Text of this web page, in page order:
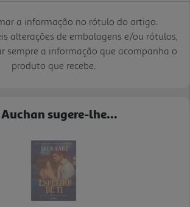
a informação no rótulo do artigo.
alterações de embalagens e/ou rótulos,
sempre a informação que acompanha o
produto que recebe.
sugere-lhe...